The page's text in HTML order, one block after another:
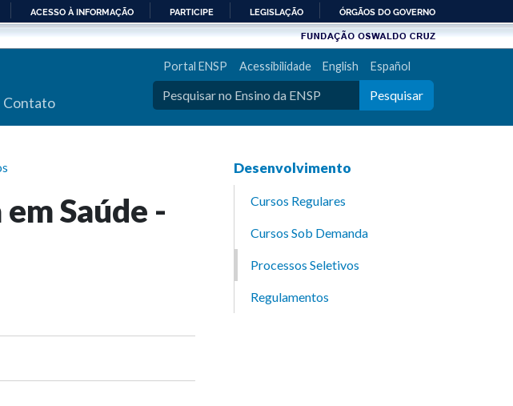
ACESSO À INFORMAÇÃO PARTICIPE LEGISLAÇÃO ÓRGÃOS DO GOVERNO
Contato
Portal ENSP Acessibilidade English Español
Pesquisar
Saúde -
Desenvolvimento
Cursos Regulares
Cursos Sob Demanda
Processos Seletivos
Regulamentos